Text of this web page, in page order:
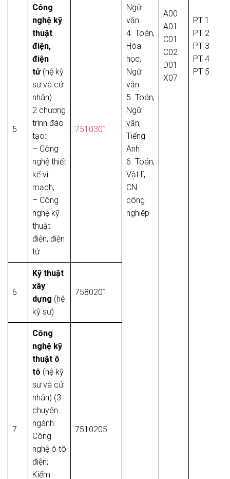
Ngữ
văn
4. Toán,
Hóa
học,
Ngữ
văn
5. Toán,
Ngữ
văn,
Tiếng
Anh
6. Toán,
Vật lí,
CN
công
nghiệp
A00
A01
C01
C02
D01
X07
PT 1
PT 2
PT 3
PT 4
PT 5
5
Công
nghệ kỹ
thuật
điện,
điện
tử (hệ kỹ
sư và cử
nhân)
2 chương
trình đào
tạo:
– Công
nghệ thiết
kế vi
mạch;
– Công
nghệ kỹ
thuật
điện, điện
tử
7510301
6
Kỹ thuật
xây
dựng (hệ
kỹ sư)
7580201
7
Công
nghệ kỹ
thuật ô
tô (hệ kỹ
sư và cử
nhân) (3
chuyên
ngành:
Công
nghệ ô tô
điện;
Kiểm
7510205